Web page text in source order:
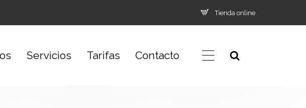
Tienda online
Servicios Tarifas Contacto